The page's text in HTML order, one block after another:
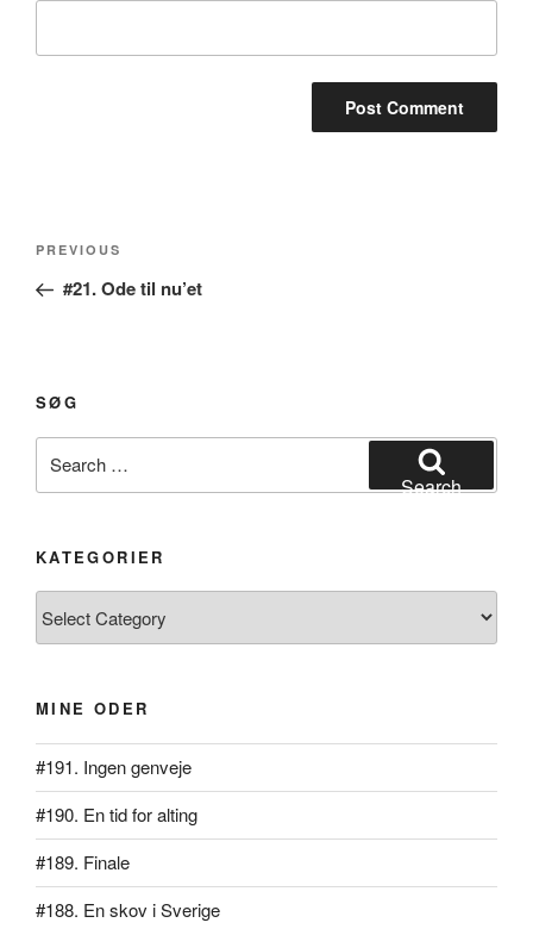
Post
Previous
Post
PREVIOUS
#21. Ode til nu’et
SØG
for:
Search
KATEGORIER
MINE ODER
#191. Ingen genveje
#190. En tid for alting
#189. Finale
#188. En skov i Sverige